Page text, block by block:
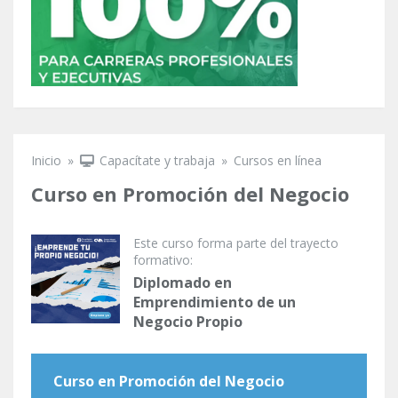
Inicio » Capacítate y trabaja » Cursos en línea
Curso en Promoción del Negocio
Este curso forma parte del trayecto
formativo:
Diplomado en
Emprendimiento de un
Negocio Propio
Curso en Promoción del Negocio